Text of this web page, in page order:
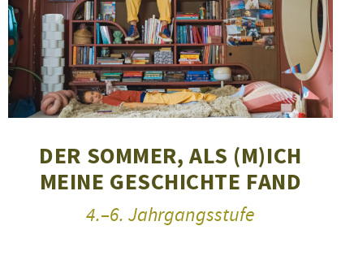
DER SOMMER, ALS (M)ICH
MEINE GESCHICHTE FAND
4.–6. Jahrgangsstufe